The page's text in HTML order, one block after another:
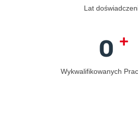
Lat
0 +
Wykwalifikowanych